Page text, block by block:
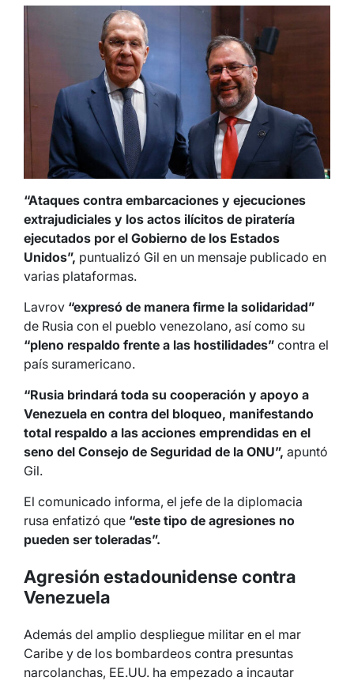
“Ataques contra embarcaciones y ejecuciones
extrajudiciales y los actos ilícitos de piratería
ejecutados por el Gobierno de los Estados
Unidos”, puntualizó Gil en un mensaje publicado en
varias plataformas.
Lavrov “expresó de manera firme la solidaridad”
de Rusia con el pueblo venezolano, así como su
“pleno respaldo frente a las hostilidades” contra el
país suramericano.
“Rusia brindará toda su cooperación y apoyo a
Venezuela en contra del bloqueo, manifestando
total respaldo a las acciones emprendidas en el
seno del Consejo de Seguridad de la ONU”, apuntó
Gil.
El comunicado informa, el jefe de la diplomacia
rusa enfatizó que “este tipo de agresiones no
pueden ser toleradas”.
Agresión estadounidense contra
Venezuela
Además del amplio despliegue militar en el mar
Caribe y de los bombardeos contra presuntas
narcolanchas, EE.UU. ha empezado a incautar